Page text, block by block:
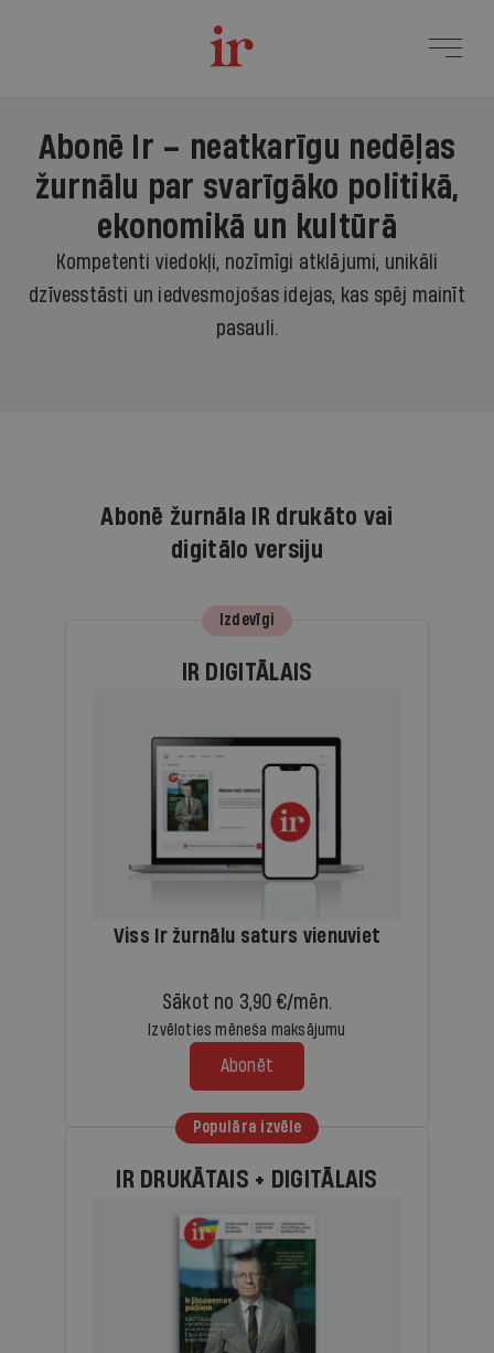
Abonē Ir – neatkarīgu nedēļas
žurnālu par svarīgāko politikā,
ekonomikā un kultūrā
Kompetenti viedokļi, nozīmīgi atklājumi, unikāli
dzīvesstāsti un iedvesmojošas idejas, kas spēj mainīt
pasauli.
Abonē žurnāla IR drukāto vai
digitālo versiju
Izdevīgi
IR DIGITĀLAIS
Viss Ir žurnālu saturs vienuviet
Sākot no 3,90 €/mēn.
Izvēloties mēneša maksājumu
Abonēt
Populāra izvēle
IR DRUKĀTAIS + DIGITĀLAIS